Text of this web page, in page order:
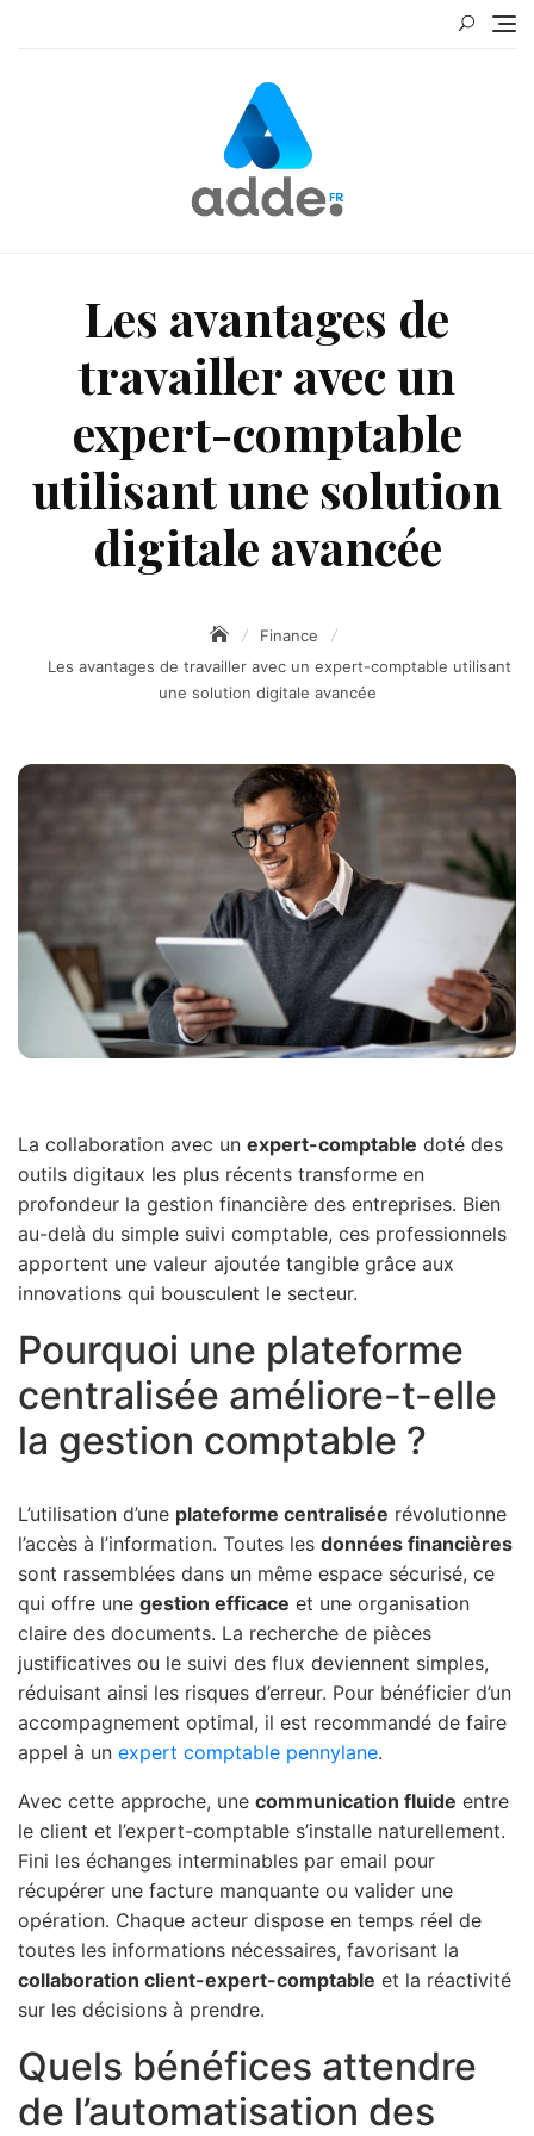
Les avantages de
travailler avec un
expert-comptable
utilisant une solution
digitale avancée
Finance
Les avantages de travailler avec un expert-comptable utilisant
une solution digitale avancée
La collaboration avec un expert-comptable doté des
outils digitaux les plus récents transforme en
profondeur la gestion financière des entreprises. Bien
au-delà du simple suivi comptable, ces professionnels
apportent une valeur ajoutée tangible grâce aux
innovations qui bousculent le secteur.
Pourquoi une plateforme
centralisée améliore-t-elle
la gestion comptable ?
L’utilisation d’une plateforme centralisée révolutionne
l’accès à l’information. Toutes les données financières
sont rassemblées dans un même espace sécurisé, ce
qui offre une gestion efficace et une organisation
claire des documents. La recherche de pièces
justificatives ou le suivi des flux deviennent simples,
réduisant ainsi les risques d’erreur. Pour bénéficier d’un
accompagnement optimal, il est recommandé de faire
appel à un expert comptable pennylane.
Avec cette approche, une communication fluide entre
le client et l’expert-comptable s’installe naturellement.
Fini les échanges interminables par email pour
récupérer une facture manquante ou valider une
opération. Chaque acteur dispose en temps réel de
toutes les informations nécessaires, favorisant la
collaboration client-expert-comptable et la réactivité
sur les décisions à prendre.
Quels bénéfices attendre
de l’automatisation des